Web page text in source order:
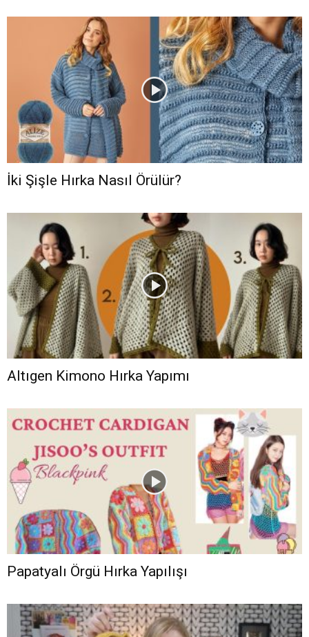
İki Şişle Hırka Nasıl Örülür?
Altıgen Kimono Hırka Yapımı
Papatyalı Örgü Hırka Yapılışı